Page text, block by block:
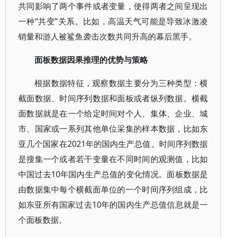
共同影响了两个事件或者变量，使得两者之间呈现出
一种“共变”关系。比如，高温天气可能是导致冰激凌
销量和游人被鲨鱼袭击次数共同升高的幕后黑手。
面板数据因果推理的优势与策略
根据数据特征，观察数据主要分为三种类型：横
截面数据、时间序列数据和面板或者纵列数据。横截
面数据就是在一个给定时间对个人、集体、企业、城
市、国家或一系列其他单位采集的样本数据，比如东
亚几个国家在2021年的国内生产总值。时间序列数据
是搜集一个或者若干变量在不同时间的观测值，比如
中国过去10年国内生产总值的变化情况。面板数据是
由数据集中每个横截面单位的一个时间序列组成，比
如东亚所有国家过去10年的国内生产总值信息就是一
个面板数据。